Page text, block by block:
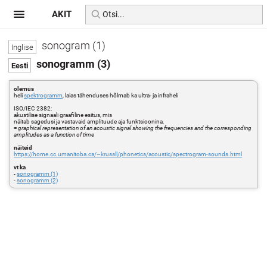
sonogram (1)
sonogramm (3)
olemus
helispektrogramm
, laias tähenduses hõlmab ka ultra- ja infraheli
ISO/IEC 2382:
akustilise signaali graafiline esitus, mis
näitab sagedusi ja vastavaid amplituude aja funktsioonina.
=graphical representation of an acoustic signal showing the frequencies and the corresponding
amplitudes as a function of time
näiteid
https://home.cc.umanitoba.ca/~krussll/phonetics/acoustic/spectrogram-sounds.html
vt ka
-sonogramm (1)
-sonogramm (2)
AKIT